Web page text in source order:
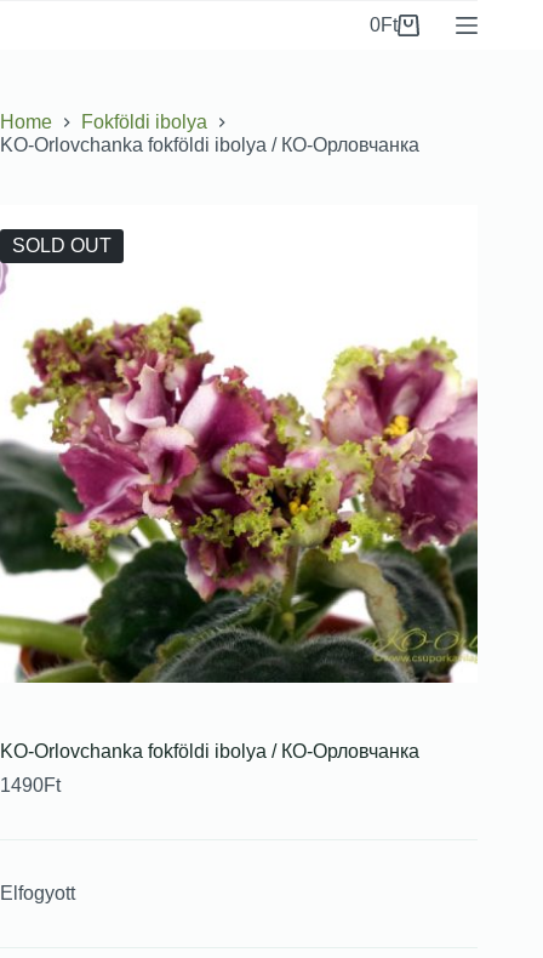
0Ft
Home
Fokföldi ibolya
KO-Orlovchanka fokföldi ibolya / КО-Орловчанка
SOLD OUT
KO-Orlovchanka fokföldi ibolya / КО-Орловчанка
1490Ft
Elfogyott